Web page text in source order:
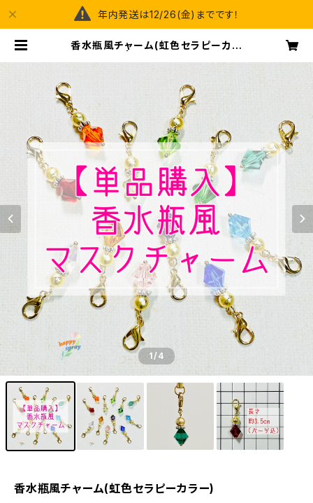
年内発送は12/26(金)までです！
香水瓶風チャーム(虹色セラピーカラ
1/4
香水瓶風チャーム(虹色セラピーカラー)